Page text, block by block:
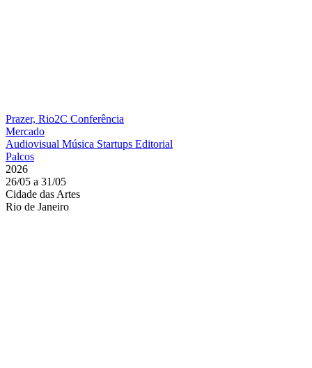
Prazer, Rio2C Conferência
Mercado
Audiovisual Música Startups Editorial
Palcos
2026
26/05 a 31/05
Cidade das Artes
Rio de Janeiro